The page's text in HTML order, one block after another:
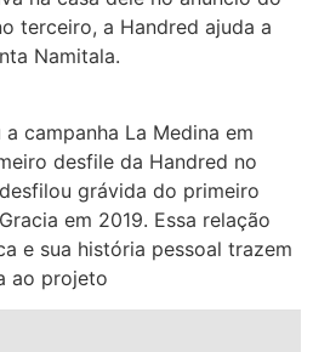
terceiro, a Handred ajuda a
Namitala.
campanha La Medina em
desfile da Handred no
grávida do primeiro
em 2019. Essa relação
e sua história pessoal trazem
ao projeto